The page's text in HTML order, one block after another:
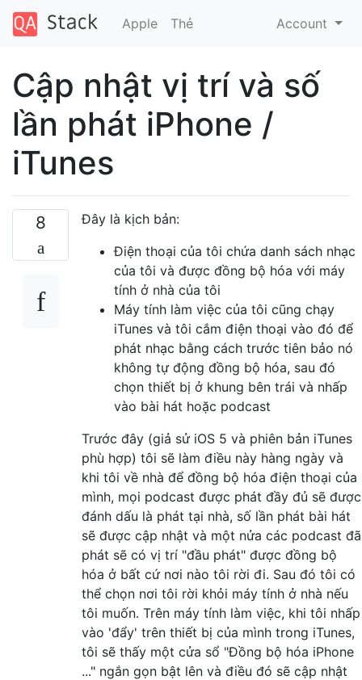
Apple Thẻ Account
Cập nhật vị trí và số
lần phát iPhone /
iTunes
8
Đây là kịch bản:
Điện thoại của tôi chứa danh sách nhạc
của tôi và được đồng bộ hóa với máy
tính ở nhà của tôi
Máy tính làm việc của tôi cũng chạy
iTunes và tôi cắm điện thoại vào đó để
phát nhạc bằng cách trước tiên bảo nó
không tự động đồng bộ hóa, sau đó
chọn thiết bị ở khung bên trái và nhấp
vào bài hát hoặc podcast
Trước đây (giả sử iOS 5 và phiên bản iTunes
phù hợp) tôi sẽ làm điều này hàng ngày và
khi tôi về nhà để đồng bộ hóa điện thoại của
mình, mọi podcast được phát đầy đủ sẽ được
đánh dấu là phát tại nhà, số lần phát bài hát
sẽ được cập nhật và một nửa các podcast đã
phát sẽ có vị trí "đầu phát" được đồng bộ
hóa ở bất cứ nơi nào tôi rời đi. Sau đó tôi có
thể chọn nơi tôi rời khỏi máy tính ở nhà nếu
tôi muốn. Trên máy tính làm việc, khi tôi nhấp
vào 'đẩy' trên thiết bị của mình trong iTunes,
tôi sẽ thấy một cửa sổ "Đồng bộ hóa iPhone
..." ngắn gọn bật lên và điều đó sẽ cập nhật